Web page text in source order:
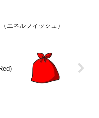
エネルフィッシュ）